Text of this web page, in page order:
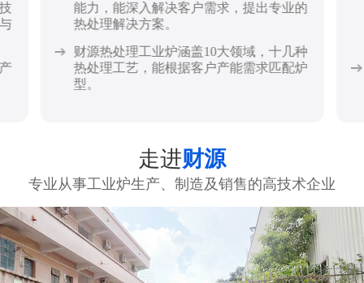
能力，能深入解决客户需求，提出专业的
热处理解决方案。
财源热处理工业炉涵盖10大领域，十几种
热处理工艺，能根据客户产能需求匹配炉
型。
走进财源
专业从事工业炉生产、制造及销售的高技术企业